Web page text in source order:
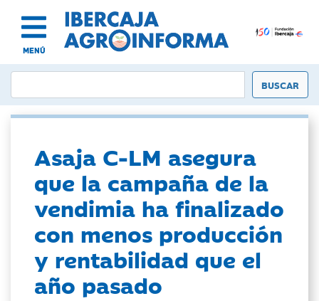
MENÚ
Asaja C-LM asegura
que la campaña de la
vendimia ha finalizado
con menos producción
y rentabilidad que el
año pasado